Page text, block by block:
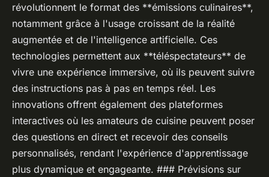
révolutionnent le format des **émissions culinaires**,
notamment grâce à l'usage croissant de la réalité
augmentée et de l'intelligence artificielle. Ces
technologies permettent aux **téléspectateurs** de
vivre une expérience immersive, où ils peuvent suivre
des instructions pas à pas en temps réel. Les
innovations offrent également des plateformes
interactives où les amateurs de cuisine peuvent poser
des questions en direct et recevoir des conseils
personnalisés, rendant l'expérience d'apprentissage
plus dynamique et engageante. ### Prévisions sur